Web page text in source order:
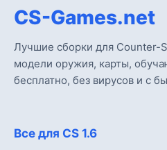
CS-Games.net
Лучшие сборки для Counter-
модели оружия, карты,
бесплатно, без вирусов и с
Все для CS 1.6